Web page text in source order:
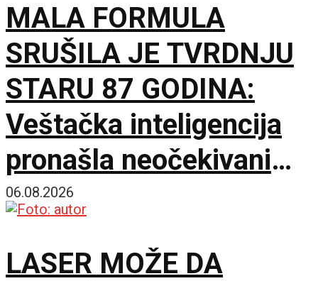
MALA FORMULA
SRUŠILA JE TVRDNJU
STARU 87 GODINA:
Veštačka inteligencija
pronašla neočekivani
matematički primer
06.08.2026
LASER MOŽE DA